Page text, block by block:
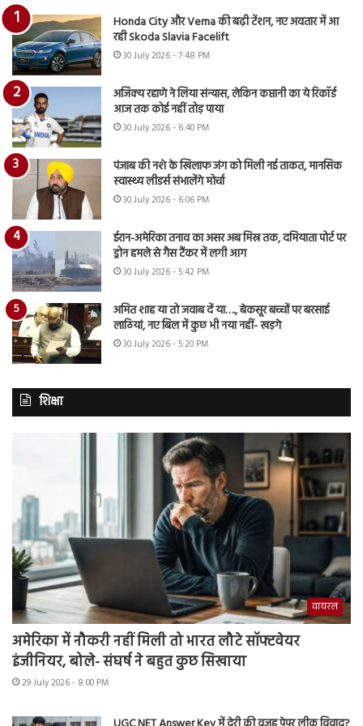
Honda City और Verna की बढ़ी टेंशन, नए अवतार में आ
रही Skoda Slavia Facelift
30 July 2026 - 7:48 PM
अजिंक्य रहाणे ने लिया संन्यास, लेकिन कप्तानी का ये रिकॉर्ड
आज तक कोई नहीं तोड़ पाया
30 July 2026 - 6:40 PM
पंजाब की नशे के खिलाफ जंग को मिली नई ताकत, मानसिक
स्वास्थ्य लीडर्स संभालेंगे मोर्चा
30 July 2026 - 6:06 PM
ईरान-अमेरिका तनाव का असर अब मिस्र तक, दमियाता पोर्ट पर
ड्रोन हमले से गैस टैंकर में लगी आग
30 July 2026 - 5:42 PM
अमित शाह या तो जवाब दें या…., बेकसूर बच्चों पर बरसाई
लाठियां, नए बिल में कुछ भी नया नहीं- खड़गे
30 July 2026 - 5:20 PM
शिक्षा
वायरल
अमेरिका में नौकरी नहीं मिली तो भारत लौटे सॉफ्टवेयर
इंजीनियर, बोले- संघर्ष ने बहुत कुछ सिखाया
29 July 2026 - 8:00 PM